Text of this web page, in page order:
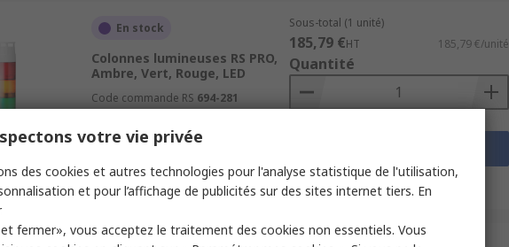
En stock
Colonnes lumineuses RS PRO,
Ambre, Vert, Rouge, LED
Code commande RS 694-281
Sous-total (1 unité)
185,79 €HT 185,79 €/unité
Quantité
Fiches techniques
Sous-total (1 unité)
votre vie privée
des cookies et autres technologies pour l'analyse statistique de l'utilisation,
et pour l’affichage de publicités sur des sites internet tiers. En
fermer», vous acceptez le traitement des cookies non essentiels. Vous